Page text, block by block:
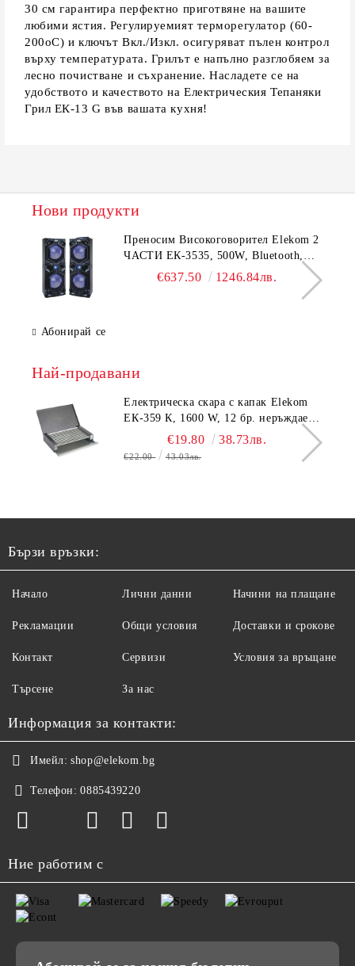
30 см гарантира перфектно приготвяне на вашите
любими ястия. Регулируемият терморегулатор (60-
200оС) и ключът Вкл./Изкл. осигуряват пълен контрол
върху температурата. Грилът е напълно разглобяем за
лесно почистване и съхранение. Насладете се на
удобството и качеството на Електрическия Тепаняки
Грил ЕК-13 G във вашата кухня!
Нови продукти
Преносим Високоговорител Elekom 2
ЧАСТИ ЕК-3535, 500W, Bluetooth,
Bluetooth, USB, Караоке, 2
€637.50 1246.84лв.
Абонирай се
Най-продавани
Електрическа скара с капак Elekom
ЕК-359 К, 1600 W, 12 бр. неръждаеми
тръбни нагревятеля
€19.80 38.73лв.
€22.00 43.03лв.
Бързи връзки:
Начало
Рекламации
Контакт
Търсене
Лични данни
Общи условия
Сервизи
За нас
Начини на плащане
Доставки и срокове
Условия за връщане
Информация за контакти:
Имейл: shop@elekom.bg
Телефон: 0885439220
Ние работим с